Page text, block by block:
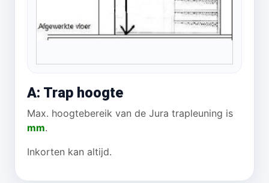
A: Trap hoogte
Max. hoogtebereik van de Jura trapleuning is
mm.
Inkorten kan altijd.